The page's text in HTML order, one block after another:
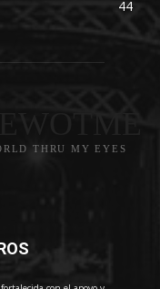
44
THRU MY EYES